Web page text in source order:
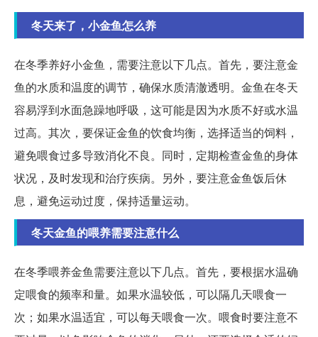
冬天来了，小金鱼怎么养
在冬季养好小金鱼，需要注意以下几点。首先，要注意金
鱼的水质和温度的调节，确保水质清澈透明。金鱼在冬天
容易浮到水面急躁地呼吸，这可能是因为水质不好或水温
过高。其次，要保证金鱼的饮食均衡，选择适当的饲料，
避免喂食过多导致消化不良。同时，定期检查金鱼的身体
状况，及时发现和治疗疾病。另外，要注意金鱼饭后休
息，避免运动过度，保持适量运动。
冬天金鱼的喂养需要注意什么
在冬季喂养金鱼需要注意以下几点。首先，要根据水温确
定喂食的频率和量。如果水温较低，可以隔几天喂食一
次；如果水温适宜，可以每天喂食一次。喂食时要注意不